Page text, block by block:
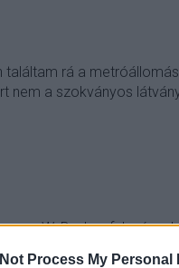
Process My Personal
rá a
nem a szokványos
W. Bush, a felesége,
ez valahogy így is